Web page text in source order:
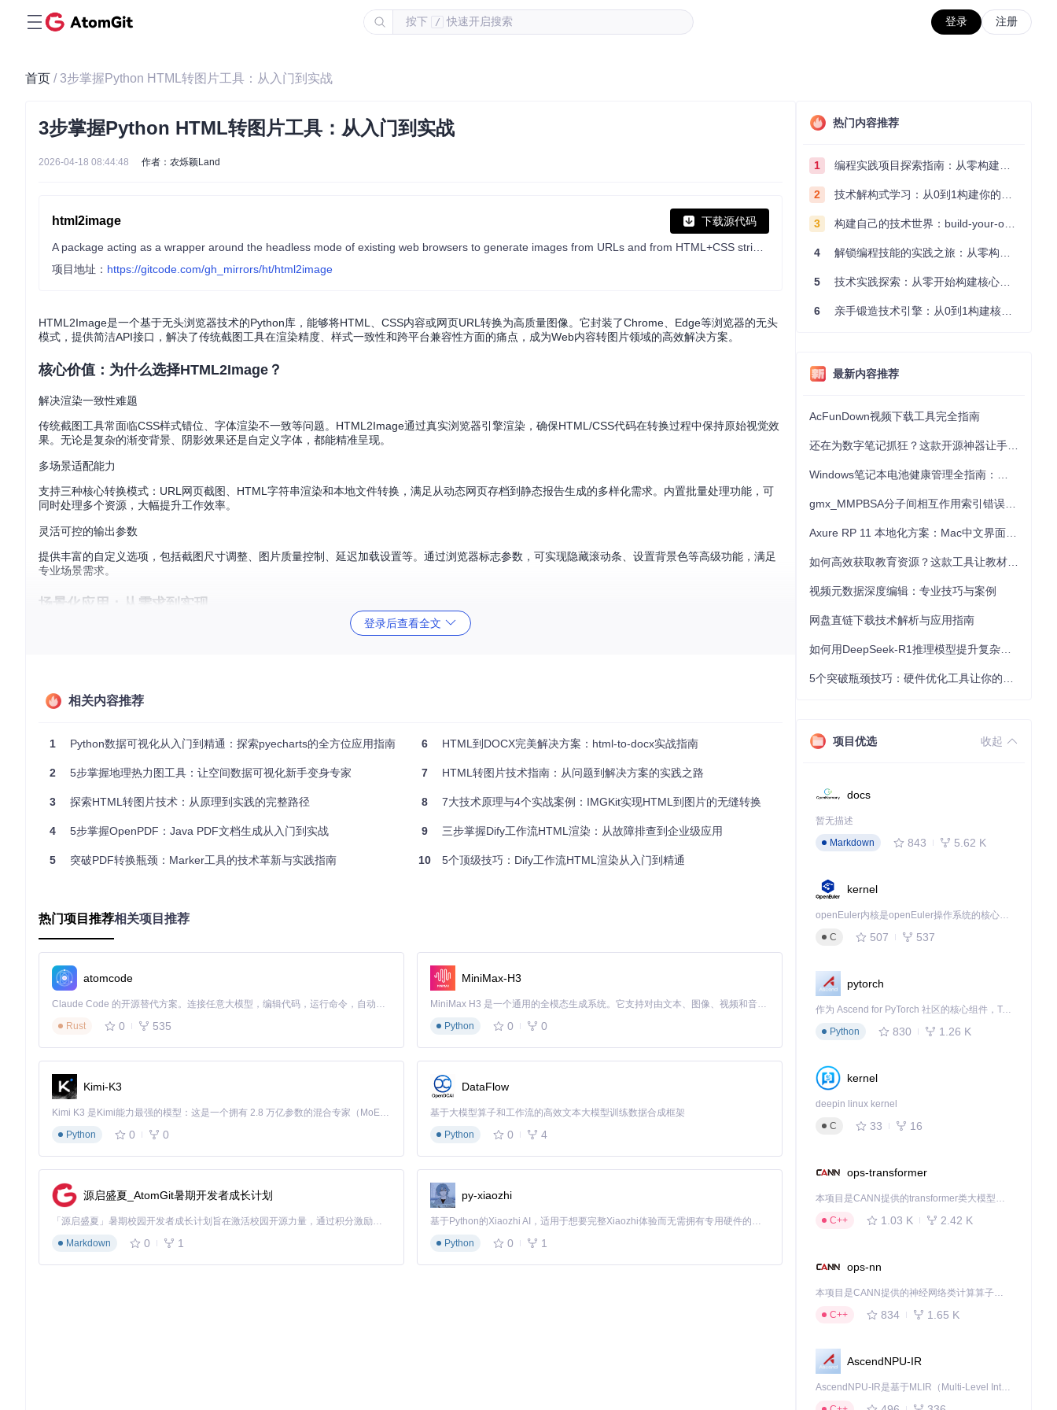
按下 / 快速开启搜索 登录 注册
首页 / 3步掌握Python HTML转图片工具：从入门到实战
3步掌握Python HTML转图片工具：从入门到实战
2026-04-18 08:44:48 作者：农烁颖Land
html2image 下载源代码
项目地址： https://gitcode.com/gh_mirrors/ht/html2image
HTML2Image是一个基于无头浏览器技术的Python库，能够将HTML、CSS内容或网页URL转换为高质量图像。它封装了Chrome、Edge等浏览器的无头
模式，提供简洁API接口，解决了传统截图工具在渲染精度、样式一致性和跨平台兼容性方面的痛点，成为Web内容转图片领域的高效解决方案。
核心价值：为什么选择HTML2Image？
解决渲染一致性难题
传统截图工具常面临CSS样式错位、字体渲染不一致等问题。HTML2Image通过真实浏览器引擎渲染，确保HTML/CSS代码在转换过程中保持原始视觉效
果。无论是复杂的渐变背景、阴影效果还是自定义字体，都能精准呈现。
多场景适配能力
支持三种核心转换模式：URL网页截图、HTML字符串渲染和本地文件转换，满足从动态网页存档到静态报告生成的多样化需求。内置批量处理功能，可
同时处理多个资源，大幅提升工作效率。
灵活可控的输出参数
提供丰富的自定义选项，包括截图尺寸调整、图片质量控制、延迟加载设置等。通过浏览器标志参数，可实现隐藏滚动条、设置背景色等高级功能，满足
专业场景需求。
场景化应用：从需求到实现
核心代码
from html2image import Html2Image
hti = Html2Image(custom_flags=['--virtual-time-budget=5000'
html_content = "<h1>An interesting title</h1><p>This page will be red</p>"
css_style = "body { background: red; }"
场景三：本地HTML文件批量转换
解决方案：批量加载本地HTML和CSS文件，统一转换为图片格式。
核心代码
# 批量处理本地文件
hti.load_file(
'examples/blue_background.css'
登录后查看全文
相关内容推荐
1 Python数据可视化从入门到精通：探索pyecharts的全方位应用指南
2 5步掌握地理热力图工具：让空间数据可视化新手变身专家
3 探索HTML转图片技术：从原理到实践的完整路径
4 5步掌握OpenPDF：Java PDF文档生成从入门到实战
5 突破PDF转换瓶颈：Marker工具的技术革新与实践指南
6 HTML到DOCX完美解决方案：html-to-docx实战指南
7 HTML转图片技术指南：从问题到解决方案的实践之路
8 7大技术原理与4个实战案例：IMGKit实现HTML到图片的无缝转换
9 三步掌握Dify工作流HTML渲染：从故障排查到企业级应用
10 5个顶级技巧：Dify工作流HTML渲染从入门到精通
热门项目推荐相关项目推荐
atomcode
Claude Code 的开源替代方案。连接任意大模型，编辑代码，运行命令，自动验证 — 全自动执行。用 Rust 构建，极致性能。 ｜ An open-source alternative to Claude Code. Connect any LLM, edit code, run commands, and verify changes — autonomously. Built in Rust for speed. Get Started
Rust
0 535
MiniMax-H3
MiniMax H3 是一个通用的全模态生成系统。它支持对由文本、图像、视频和音频组成的多模态上下文进行统一理解，并能生成分辨率高达 2K、时长可达 15 秒的带原生立体声音频的视频。得益于面向任务泛化的系统设计，H3 在预训练阶段就已具备广泛的多模态上下文理解与生成能力，能够出色地执行复杂的多模态指令。
Python
0 0
Kimi-K3
Kimi K3 是Kimi能力最强的模型：这是一个拥有 2.8 万亿参数的混合专家（MoE）模型，具备原生视觉理解能力，并支持 100 万 token 的上下文窗口。
Python
0 0
DataFlow
基于大模型算子和工作流的高效文本大模型训练数据合成框架
Python
0 4
源启盛夏_AtomGit暑期开发者成长计划
「源启盛夏」暑期校园开发者成长计划旨在激活校园开源力量，通过积分激励、认证扶持、资源倾斜等形式，引导高校组织和开发者完成「入驻 — 建项目 — 做贡献 — 获认证 — 得资源」的完整闭环。无论你是想带领社团入驻平台的组织者，还是希望用代码贡献证明自己的开发者，都能在这里找到属于你的成长路径。
Markdown
0 1
py-xiaozhi
基于Python的Xiaozhi AI，适用于想要完整Xiaozhi体验而无需拥有专用硬件的用户。
Python
0 1
热门内容推荐
1 编程实践项目探索指南：从零构建技术能力体系
2 技术解构式学习：从0到1构建你的编程知识体系
3 构建自己的技术世界：build-your-own-x项目的实践探索指南
4 解锁编程技能的实践之旅：从零构建你的技术世界
5 技术实践探索：从零开始构建核心系统的实践指南
6 亲手锻造技术引擎：从0到1构建核心系统的实践指南
最新内容推荐
AcFunDown视频下载工具完全指南
视频元数据深度编辑：专业技巧与案例
网盘直链下载技术解析与应用指南
项目优选 收起
docs
暂无描述
Markdown
843 5.62 K
kernel
openEuler内核是openEuler操作系统的核心，既是系统性能与稳定性的基石，也是连接处理器、设备与服务的桥梁。
C
507 537
pytorch
作为 Ascend for PyTorch 社区的核心组件，TorchNPU 是昇腾专为 PyTorch 打造的深度学习适配插件，使 PyTorch 框架能够直接调用昇腾 NPU，为开发者提供昇腾 AI 处理器的超强算力。
Python
830 1.26 K
kernel
deepin linux kernel
C
33 16
ops-transformer
本项目是CANN提供的transformer类大模型算子库，实现网络在NPU上加速计算。
C++
1.03 K 2.42 K
ops-nn
本项目是CANN提供的神经网络类计算算子库，实现网络在NPU上加速计算。
C++
834 1.65 K
AscendNPU-IR
AscendNPU-IR是基于MLIR（Multi-Level Intermediate Representation）构建的，面向昇腾亲和算子编译时使用的中间表示，提供昇腾完备表达能力，通过编译优化提升昇腾AI处理器计算效率，支持通过生态框架使能昇腾AI处理器与深度调优